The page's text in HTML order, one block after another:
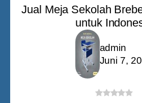
Jual Meja Sekolah
untuk
admin
Juni 7,